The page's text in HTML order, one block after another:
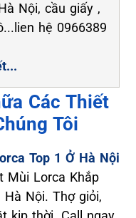
Nội, cầu giấy ,
hệ 0966389
Các Thiết
Tôi
Top 1 Ở Hà Nội
Mùi Lorca Khắp
Nội. Thợ giỏi,